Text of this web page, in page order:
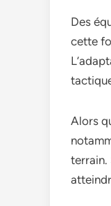
Des
cette
Alors
terrain.